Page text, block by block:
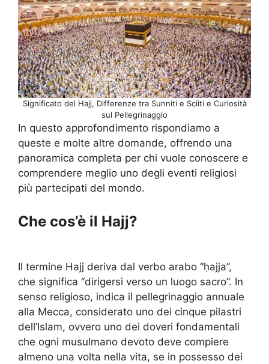
Significato del Hajj, Differenze tra Sunniti e Sciiti e Curiosità
sul Pellegrinaggio
In questo approfondimento rispondiamo a
queste e molte altre domande, offrendo una
panoramica completa per chi vuole conoscere e
comprendere meglio uno degli eventi religiosi
più partecipati del mondo.
Che cos’è il Hajj?
Il termine Hajj deriva dal verbo arabo “ḥajja”,
che significa “dirigersi verso un luogo sacro”. In
senso religioso, indica il pellegrinaggio annuale
alla Mecca, considerato uno dei cinque pilastri
dell’Islam, ovvero uno dei doveri fondamentali
che ogni musulmano devoto deve compiere
almeno una volta nella vita, se in possesso dei